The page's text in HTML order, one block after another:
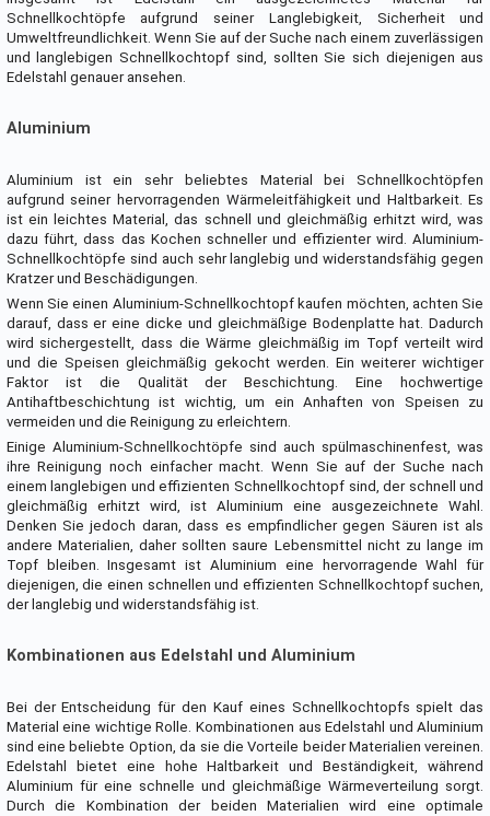
Schnellkochtöpfe aufgrund seiner Langlebigkeit, Sicherheit und
Umweltfreundlichkeit. Wenn Sie auf der Suche nach einem zuverlässigen
und langlebigen Schnellkochtopf sind, sollten Sie sich diejenigen aus
Edelstahl genauer ansehen.
Aluminium
Aluminium ist ein sehr beliebtes Material bei Schnellkochtöpfen
aufgrund seiner hervorragenden Wärmeleitfähigkeit und Haltbarkeit. Es
ist ein leichtes Material, das schnell und gleichmäßig erhitzt wird, was
dazu führt, dass das Kochen schneller und effizienter wird. Aluminium-
Schnellkochtöpfe sind auch sehr langlebig und widerstandsfähig gegen
Kratzer und Beschädigungen.
Wenn Sie einen Aluminium-Schnellkochtopf kaufen möchten, achten Sie
darauf, dass er eine dicke und gleichmäßige Bodenplatte hat. Dadurch
wird sichergestellt, dass die Wärme gleichmäßig im Topf verteilt wird
und die Speisen gleichmäßig gekocht werden. Ein weiterer wichtiger
Faktor ist die Qualität der Beschichtung. Eine hochwertige
Antihaftbeschichtung ist wichtig, um ein Anhaften von Speisen zu
vermeiden und die Reinigung zu erleichtern.
Einige Aluminium-Schnellkochtöpfe sind auch spülmaschinenfest, was
ihre Reinigung noch einfacher macht. Wenn Sie auf der Suche nach
einem langlebigen und effizienten Schnellkochtopf sind, der schnell und
gleichmäßig erhitzt wird, ist Aluminium eine ausgezeichnete Wahl.
Denken Sie jedoch daran, dass es empfindlicher gegen Säuren ist als
andere Materialien, daher sollten saure Lebensmittel nicht zu lange im
Topf bleiben. Insgesamt ist Aluminium eine hervorragende Wahl für
diejenigen, die einen schnellen und effizienten Schnellkochtopf suchen,
der langlebig und widerstandsfähig ist.
Kombinationen aus Edelstahl und Aluminium
Bei der Entscheidung für den Kauf eines Schnellkochtopfs spielt das
Material eine wichtige Rolle. Kombinationen aus Edelstahl und Aluminium
sind eine beliebte Option, da sie die Vorteile beider Materialien vereinen.
Edelstahl bietet eine hohe Haltbarkeit und Beständigkeit, während
Aluminium für eine schnelle und gleichmäßige Wärmeverteilung sorgt.
Durch die Kombination der beiden Materialien wird eine optimale